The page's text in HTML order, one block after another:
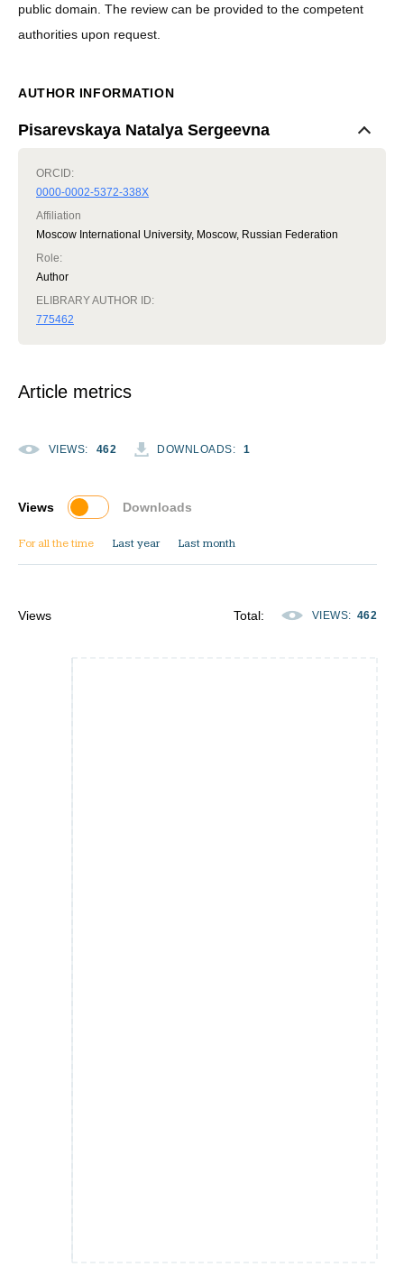
public domain. The review can be provided to the competent
authorities upon request.
AUTHOR INFORMATION
Pisarevskaya Natalya Sergeevna
ORCID:
0000-0002-5372-338X
Affiliation
Moscow International University, Moscow, Russian Federation
Role:
Author
ELIBRARY AUTHOR ID:
775462
Article metrics
VIEWS: 462 DOWNLOADS: 1
For all the time Last year Last month
Views Downloads
Views Total: VIEWS: 462